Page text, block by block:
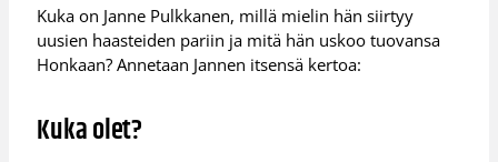
Kuka on Janne Pulkkanen, millä mielin hän siirtyy
uusien haasteiden pariin ja mitä hän uskoo tuovansa
Honkaan? Annetaan Jannen itsensä kertoa:
Kuka olet?